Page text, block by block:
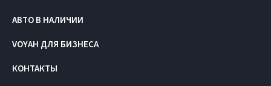
АВТО В НАЛИЧИИ
VOYAH ДЛЯ БИЗНЕСА
КОНТАКТЫ